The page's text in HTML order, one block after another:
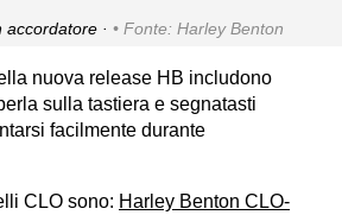
· Fonte: Harley Benton
nuova release HB includono
sulla tastiera e segnatasti
facilmente durante
CLO sono: Harley Benton CLO-